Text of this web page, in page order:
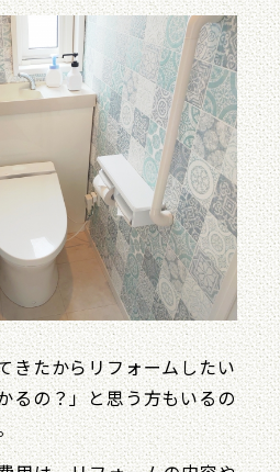
きたからリフォームしたい
るの？」と思う方もいるの